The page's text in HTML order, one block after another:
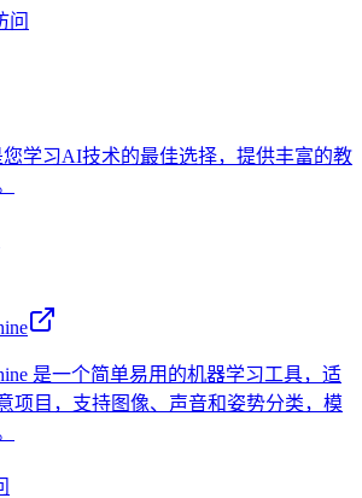
问
学习AI技术的最佳选择，提供丰富的教
是一个简单易用的机器学习工具，适
项目，支持图像、声音和姿势分类，模